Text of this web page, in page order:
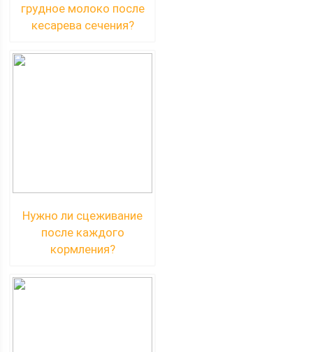
грудное молоко после
кесарева сечения?
Нужно ли сцеживание
после каждого
кормления?